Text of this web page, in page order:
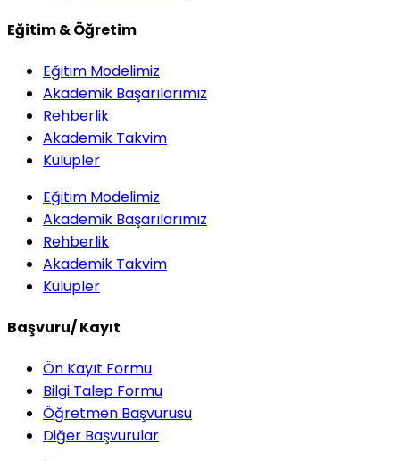
Eğitim & Öğretim
Eğitim Modelimiz
Akademik Başarılarımız
Rehberlik
Akademik Takvim
Kulüpler
Eğitim Modelimiz
Akademik Başarılarımız
Rehberlik
Akademik Takvim
Kulüpler
Başvuru/ Kayıt
Ön Kayıt Formu
Bilgi Talep Formu
Öğretmen Başvurusu
Diğer Başvurular